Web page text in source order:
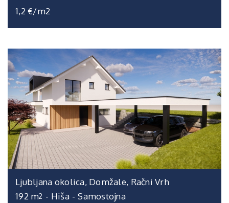
1,2 €/m2
Ljubljana okolica, Domžale, Račni Vrh
192 m2 - Hiša - Samostojna